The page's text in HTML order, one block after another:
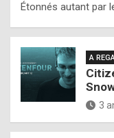
Étonnés autant par
A
3